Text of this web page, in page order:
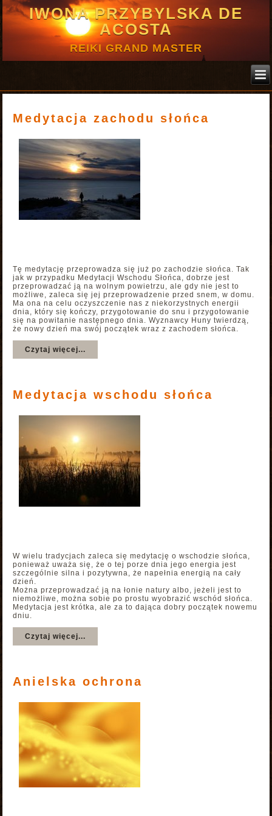
IWONA PRZYBYLSKA DE
ACOSTA
REIKI GRAND MASTER
Medytacja zachodu słońca
Tę medytację przeprowadza się już po zachodzie słońca. Tak
jak w przypadku Medytacji Wschodu Słońca, dobrze jest
przeprowadzać ją na wolnym powietrzu, ale gdy nie jest to
możliwe, zaleca się jej przeprowadzenie przed snem, w domu.
Ma ona na celu oczyszczenie nas z niekorzystnych energii
dnia, który się kończy, przygotowanie do snu i przygotowanie
się na powitanie następnego dnia. Wyznawcy Huny twierdzą,
że nowy dzień ma swój początek wraz z zachodem słońca.
Czytaj więcej...
Medytacja wschodu słońca
W wielu tradycjach zaleca się medytację o wschodzie słońca,
ponieważ uważa się, że o tej porze dnia jego energia jest
szczególnie silna i pozytywna, że napełnia energią na cały
dzień.
Można przeprowadzać ją na łonie natury albo, jeżeli jest to
niemożliwe, można sobie po prostu wyobrazić wschód słońca.
Medytacja jest krótka, ale za to dająca dobry początek nowemu
dniu.
Czytaj więcej...
Anielska ochrona